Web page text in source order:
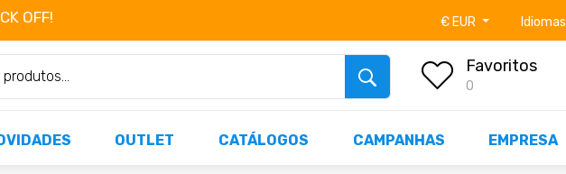
OFF! Não perca já as centenas de produtos disponíveis STOCK OFF!
€ EUR Idiomas
Favoritos
0
OUTLET CATÁLOGOS CAMPANHAS EMPRESA